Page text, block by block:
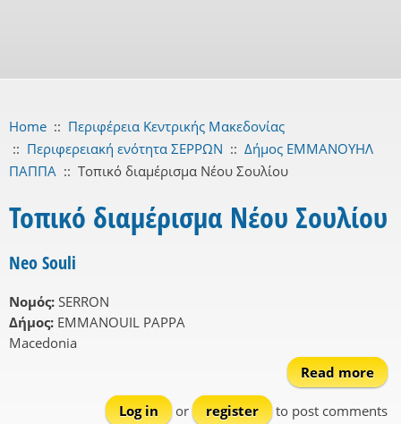
Home :: Περιφέρεια Κεντρικής Μακεδονίας
:: Περιφερειακή ενότητα ΣΕΡΡΩΝ :: Δήμος ΕΜΜΑΝΟΥΗΛ
ΠΑΠΠΑ :: Τοπικό διαμέρισμα Νέου Σουλίου
Τοπικό διαμέρισμα Νέου Σουλίου
Neo Souli
Νομός: SERRON
Δήμος: EMMANOUIL PAPPA
Macedonia
Read more
Log in or register to post comments